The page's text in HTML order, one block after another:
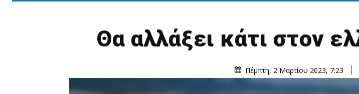
Θα αλλάξει κάτι στον
Πέμπτη, 2 Μαρτίου 2023, 7:23